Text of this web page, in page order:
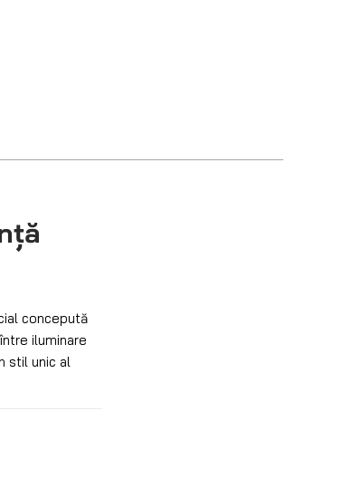
concepută
iluminare
stil unic al